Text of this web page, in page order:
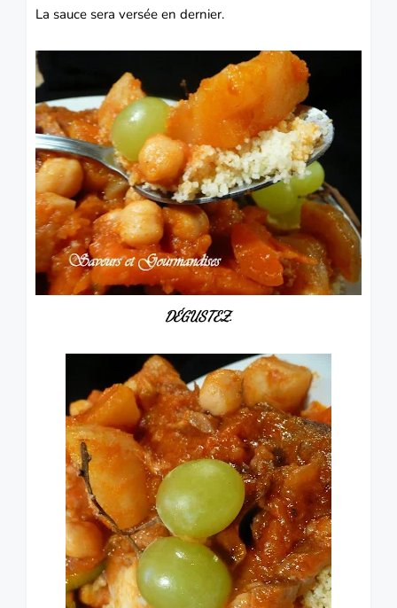
La sauce sera versée en dernier.
DÉGUSTEZ.